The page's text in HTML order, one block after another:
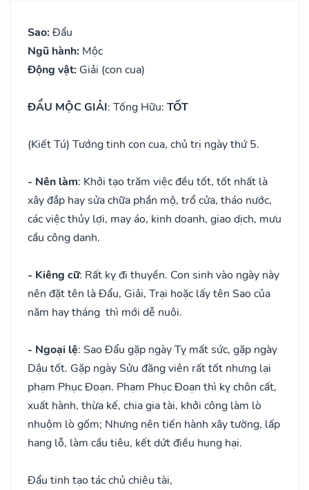
Sao: Đẩu
Ngũ hành: Mộc
Động vật: Giải (con cua)
ĐẨU MỘC GIẢI: Tống Hữu: TỐT
(Kiết Tú) Tướng tinh con cua, chủ trị ngày thứ 5.
- Nên làm: Khởi tạo trăm việc đều tốt, tốt nhất là
xây đắp hay sửa chữa phần mộ, trổ cửa, tháo nước,
các việc thủy lợi, may áo, kinh doanh, giao dịch, mưu
cầu công danh.
- Kiêng cữ: Rất kỵ đi thuyền. Con sinh vào ngày này
nên đặt tên là Đẩu, Giải, Trại hoặc lấy tên Sao của
năm hay tháng thì mới dễ nuôi.
- Ngoại lệ: Sao Đẩu gặp ngày Tỵ mất sức, gặp ngày
Dậu tốt. Gặp ngày Sửu đăng viên rất tốt nhưng lại
phạm Phục Đoạn. Phạm Phục Đoạn thì kỵ chôn cất,
xuất hành, thừa kế, chia gia tài, khởi công làm lò
nhuộm lò gốm; Nhưng nên tiến hành xây tường, lấp
hang lỗ, làm cầu tiêu, kết dứt điều hung hại.
Đẩu tinh tạo tác chủ chiêu tài,